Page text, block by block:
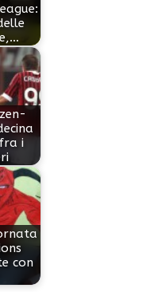
i
con